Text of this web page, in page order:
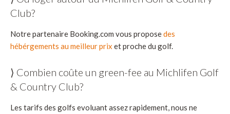
Club?
Notre partenaire Booking.com vous proposedes
hébérgements au meilleur prix et proche du golf.
⟩ Combien coûte un green-fee au Michlifen Golf
& Country Club?
Les tarifs des golfs evoluant assez rapidement, nous ne